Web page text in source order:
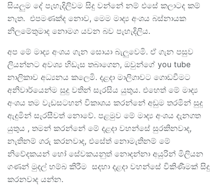
සියලුම දේ පැහැදිලිවම සිදු වන්නේ නම් එසේ කලාටද කම්
නැත. එපමණක්ද නොව, මෙම මාද්‍ය අංශය බස්නායක
නිලමේතුමාද නොමග යවන බව පැහැදිලිය.
අප මේ මාද්‍ය අංශය ගැන සොයා බැලුවෙමි. ඒ ගැන පසුව
ලියන්නට අවශ්‍ය හිඩැස තබාගෙන, ඔවුන්ගේ you tube
නාලිකාව අධ්‍යනය කලෙමි. දළදා මාලිගාවට ගොඩවීමට
අනිවාර්යෙන්ම සුදු වතින් සැරසිය යුතුය. එහෙත් මේ මාද්‍ය
අංශය තම වැඩසටහන් විකාශය කරන්නේ අඩුම තරමින් සුදු
ඇදුමින් සැරසීවත් නොවේ. පළමුව මේ මාද්‍ය අංශය දැනගත
යුතුය , තමන් කරන්නේ මේ දළදා වහන්සේ සුරකිනවාද,
නැතිනම් ගරු කරනවාද, එසේත් නොමැතිනම් මේ
නිවේදකයන් හෝ සේවකයනුත් නොදන්නා අයුරින් මිලියන
ගණන් මුදල් හම්බ කිරීම සදහා දළදා වහන්සේ විකිණීමක් සිදු
කරනවාද යන්න.